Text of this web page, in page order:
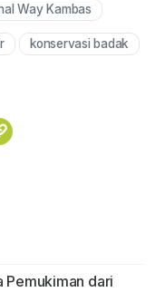
Mute
Way Kambas
konservasi badak
Pemukiman dari